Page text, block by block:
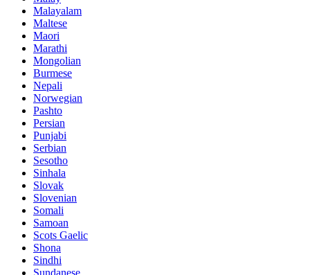
Malayalam
Maltese
Maori
Marathi
Mongolian
Burmese
Nepali
Norwegian
Pashto
Persian
Punjabi
Serbian
Sesotho
Sinhala
Slovak
Slovenian
Somali
Samoan
Scots Gaelic
Shona
Sindhi
Sundanese